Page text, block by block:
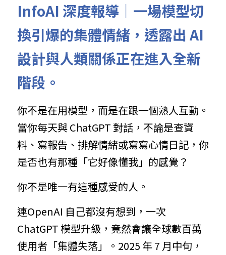
InfoAI 深度報導｜一場模型切
換引爆的集體情緒，透露出 AI
設計與人類關係正在進入全新
階段。
你不是在用模型，而是在跟一個熟人互動。
當你每天與 ChatGPT 對話，不論是查資
料、寫報告、排解情緒或寫寫心情日記，你
是否也有那種「它好像懂我」的感覺？
你不是唯一有這種感受的人。
連OpenAI 自己都沒有想到，一次
ChatGPT 模型升級，竟然會讓全球數百萬
使用者「集體失落」。2025 年 7 月中旬，